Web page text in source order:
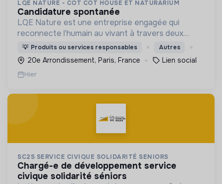
LQE NATURE - COT COT HOUSE ET NATURARIUM
candidature spontanée
LQE Nature est une entreprise engagée qui
reconnecte l’humain au vivant à travers deux
marques complémentaires : Cot Cot House (b2c)
et Naturarium (b2b)
💡 Produits ou services responsables Autres
20e Arrondissement, Paris, France Lien social
Hier
SC2S SERVICE CIVIQUE SOLIDARITÉ SENIORS
chargé-e de développement service
civique solidarité séniors